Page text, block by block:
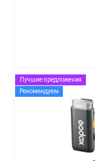
Лучшие предложения
Рекомендуем